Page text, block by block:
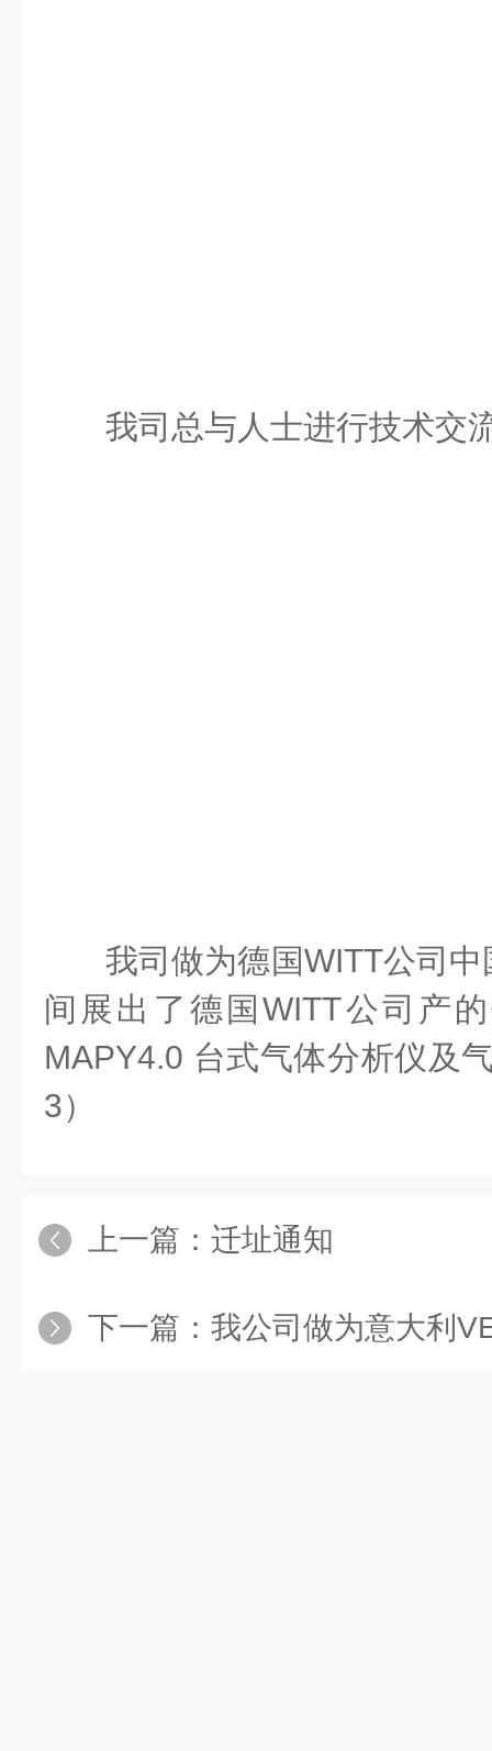
我司总与人士进行技术交
我司做为德国WITT公司
间展出了德国WITT公司产
MAPY4.0 台式气体分析仪及
3）
上一篇： 迁址通知
下一篇： 我公司做为意大利VELP公司国